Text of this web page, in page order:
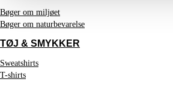
Bøger om miljøet
Bøger om naturbevarelse
TØJ & SMYKKER
Sweatshirts
T-shirts